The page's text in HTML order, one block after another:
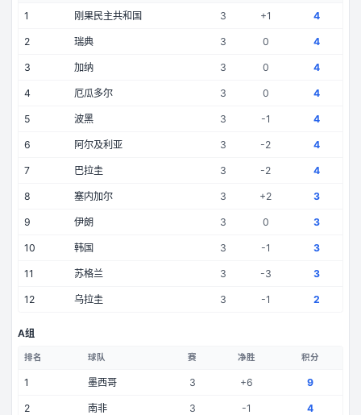
1 刚果民主共和国 3 +1 4
2 瑞典 3 0 4
3 加纳 3 0 4
4 厄瓜多尔 3 0 4
5 波黑 3 -1 4
6 阿尔及利亚 3 -2 4
7 巴拉圭 3 -2 4
8 塞内加尔 3 +2 3
9 伊朗 3 0 3
10 韩国 3 -1 3
11 苏格兰 3 -3 3
12 乌拉圭 3 -1 2
A组
排名 球队 赛 净胜 积分
1 墨西哥 3 +6 9
2 南非 3 -1 4